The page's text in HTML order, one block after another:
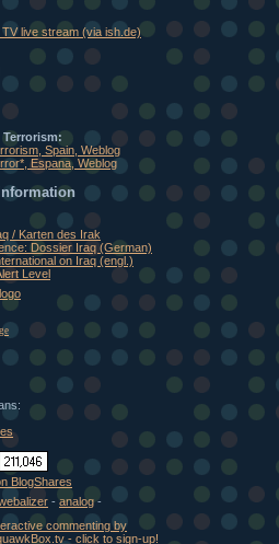
live stream (via ish.de)
Terrorism:
Spain, Weblog
Espana, Weblog
/ Karten des Irak
Dossier Iraq (German)
on Iraq (engl.)
- analog -